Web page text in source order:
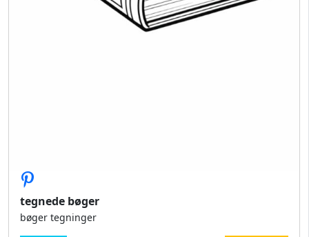
tegnede bøger
bøger tegninger